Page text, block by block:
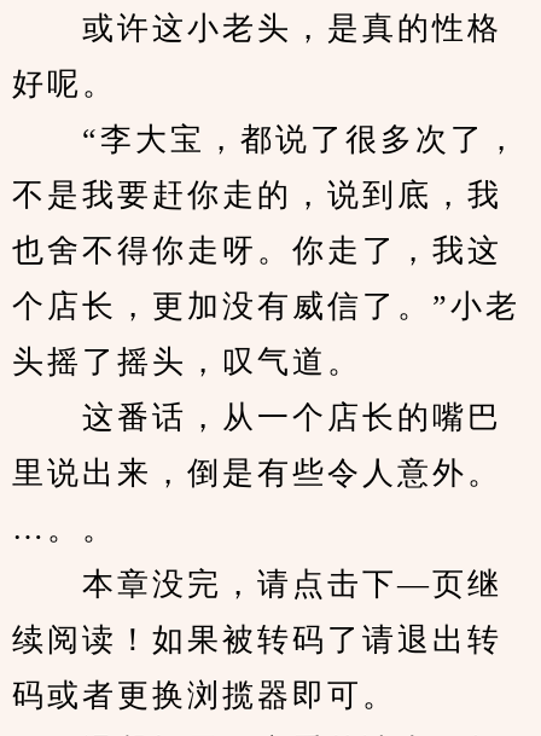
或许这小老头，是真的性格
好呢。
“李大宝，都说了很多次了，
不是我要赶你走的，说到底，我
也舍不得你走呀。你走了，我这
个店长，更加没有威信了。”小老
头摇了摇头，叹气道。
这番话，从一个店长的嘴巴
里说出来，倒是有些令人意外。
…。。
本章没完，请点击下—页继
续阅读！如果被转码了请退出转
码或者更换浏揽器即可。